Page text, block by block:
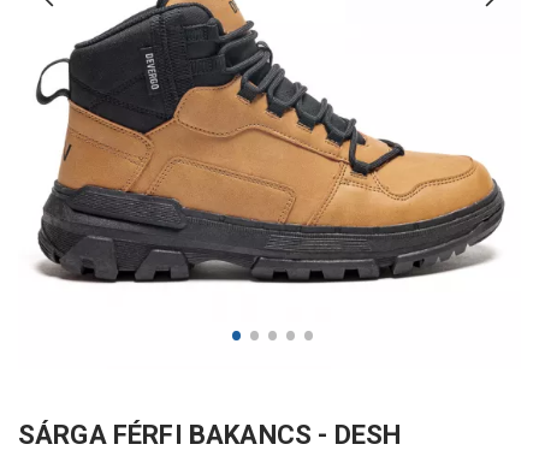
SÁRGA FÉRFI BAKANCS - DESH